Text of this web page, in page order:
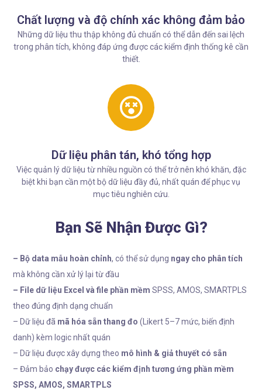
Chất lượng và độ chính xác không đảm bảo
Những dữ liệu thu thập không đủ chuẩn có thể dẫn đến sai lệch
trong phân tích, không đáp ứng được các kiểm định thống kê cần
thiết.
Dữ liệu phân tán, khó tổng hợp
Việc quản lý dữ liệu từ nhiều nguồn có thể trở nên khó khăn, đặc
biệt khi bạn cần một bộ dữ liệu đầy đủ, nhất quán để phục vụ
mục tiêu nghiên cứu.
Bạn Sẽ Nhận Được Gì?
– Bộ data mẫu hoàn chỉnh, có thể sử dụng ngay cho phân tích
mà không cần xử lý lại từ đầu
– File dữ liệu Excel và file phần mềm SPSS, AMOS, SMARTPLS
theo đúng định dạng chuẩn
– Dữ liệu đã mã hóa sẵn thang đo (Likert 5–7 mức, biến định
danh) kèm logic nhất quán
– Dữ liệu được xây dựng theo mô hình & giả thuyết có sẵn
– Đảm bảo chạy được các kiểm định tương ứng phần mềm
SPSS, AMOS, SMARTPLS